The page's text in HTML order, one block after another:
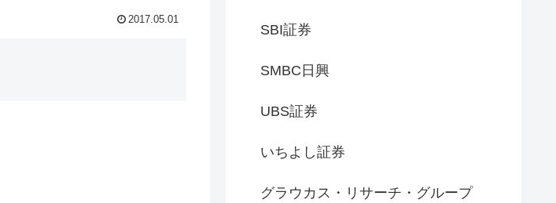
2017.05.01
SBI証券
SMBC日興
UBS証券
いちよし証券
グラウカス・リサーチ・グループ